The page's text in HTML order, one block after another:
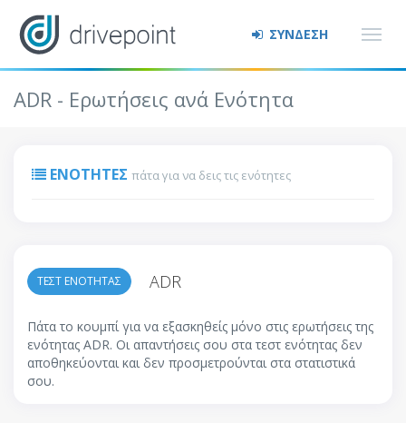
ΣΥΝΔΕΣΗ
ADR - Ερωτήσεις ανά Ενότητα
ΕΝΌΤΗΤΕΣ πάτα για να δεις τις ενότητες
ΤΕΣΤ ΕΝΟΤΗΤΑΣ ADR
Πάτα το κουμπί για να εξασκηθείς μόνο στις ερωτήσεις της
ενότητας ADR. Οι απαντήσεις σου στα τεστ ενότητας δεν
αποθηκεύονται και δεν προσμετρούνται στα στατιστικά
σου.